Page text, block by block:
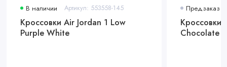
В наличии Артикул: 553558-145
Кроссовки Air Jordan 1 Low
Purple White
Предзаказ
Кроссовки
Chocolate